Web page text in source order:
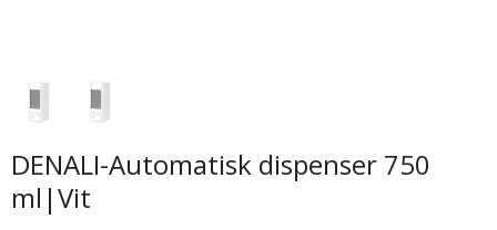
DENALI-Automatisk dispenser 750
ml|Vit